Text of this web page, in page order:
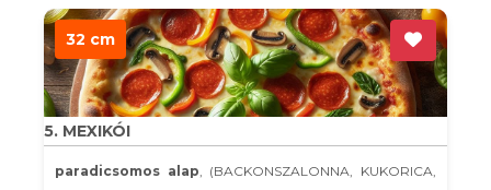
32 cm
5. MEXIKÓI
paradicsomos alap, (BACKONSZALONNA, KUKORICA,